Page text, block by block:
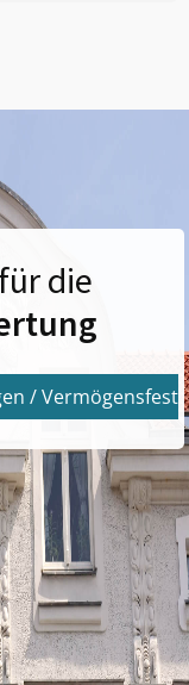
die
/